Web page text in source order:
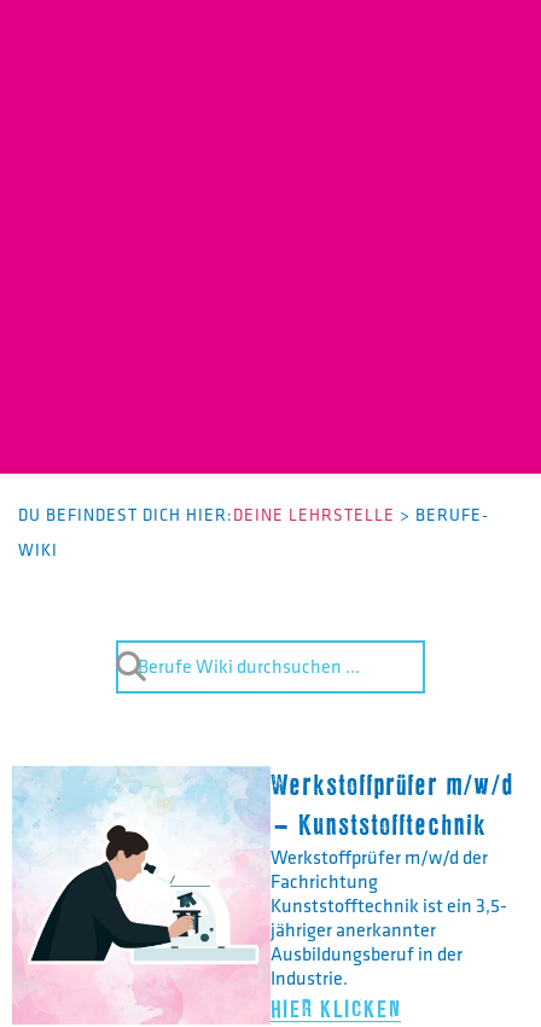
DU BEFINDEST DICH HIER:DEINE LEHRSTELLE > BERUFE-
WIKI
Werkstoffprüfer m/w/d
– Kunststofftechnik
Werkstoffprüfer m/w/d der
Fachrichtung
Kunststofftechnik ist ein 3,5-
jähriger anerkannter
Ausbildungsberuf in der
Industrie.
HIER KLICKEN